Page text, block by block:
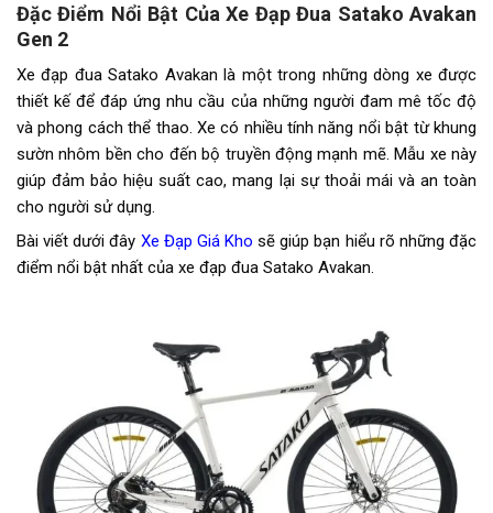
Tăng tốc trước (Gạt
đĩa)
Tăng tốc sau (Gạt líp) Sensah Replex
Đùi đĩa SATAKO VENUS 2 tầng 34-50T
Dĩa
8 tầng ÂT
Yên thể thao cao cấp rỗng
Chiều cao phù hợp Trên 1m60
Lưu ý
Thông số kỹ thuật có thể sẽ
được thay đổi từ nhà sản xuất
Đặc Điểm Nổi Bật Của Xe Đạp Đua Satako Avakan
Gen 2
Xe đạp đua Satako Avakan là một trong những dòng xe được
thiết kế để đáp ứng nhu cầu của những người đam mê tốc độ
và phong cách thể thao. Xe có nhiều tính năng nổi bật từ khung
sườn nhôm bền cho đến bộ truyền động mạnh mẽ. Mẫu xe này
giúp đảm bảo hiệu suất cao, mang lại sự thoải mái và an toàn
cho người sử dụng.
Bài viết dưới đây Xe Đạp Giá Kho sẽ giúp bạn hiểu rõ những đặc
điểm nổi bật nhất của xe đạp đua Satako Avakan.